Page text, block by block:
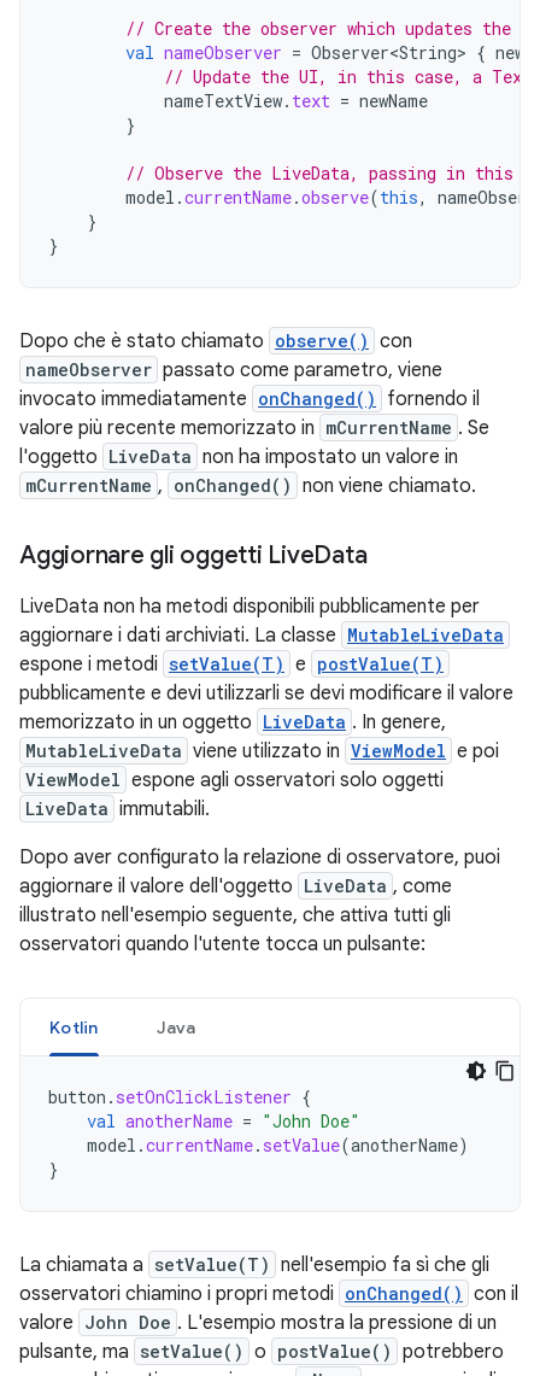
// Create the observer which updates the
val nameObserver = Observer<String> {
// Update the UI, in this case, a
nameTextView. text = newName
}
// Observe the LiveData, passing in this
model .currentName.observe(this,
}
}
Dopo che è stato chiamato observe() con
nameObserver passato come parametro, viene
invocato immediatamente onChanged()
fornendo il
valore più recente memorizzato in mCurrentName . Se
l'oggetto LiveData non ha impostato un valore in
mCurrentName , onChanged() non viene chiamato.
Aggiornare gli oggetti LiveData
LiveData non ha metodi disponibili pubblicamente per
aggiornare i dati archiviati. La classe MutableLiveData
espone i metodi setValue(T) e postValue(T)
pubblicamente e devi utilizzarli se devi modificare il valore
memorizzato in un oggetto LiveData . In genere,
MutableLiveData viene utilizzato in ViewModel e poi
ViewModel espone agli osservatori solo oggetti
LiveData immutabili.
Dopo aver configurato la relazione di osservatore, puoi
aggiornare il valore dell'oggetto LiveData , come
illustrato nell'esempio seguente, che attiva tutti gli
osservatori quando l'utente tocca un pulsante:
Kotlin Java
button . setOnClickListener {
val anotherName = "John Doe"
model .currentName. setValue(anotherName)
}
La chiamata a setValue(T) nell'esempio fa sì che gli
osservatori chiamino i propri metodi onChanged() con il
valore John Doe . L'esempio mostra la pressione di un
pulsante, ma setValue() o postValue() potrebbero